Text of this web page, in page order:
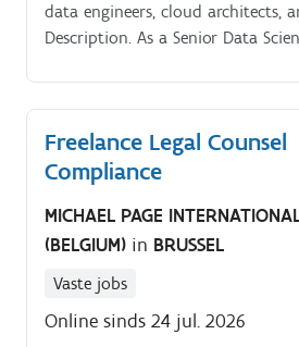
data engineers, cloud architects,
Description. As a Senior Data
Freelance Legal Counsel
Compliance
MICHAEL PAGE
(BELGIUM) in BRUSSEL
Vaste jobs
Online sinds 24 jul. 2026